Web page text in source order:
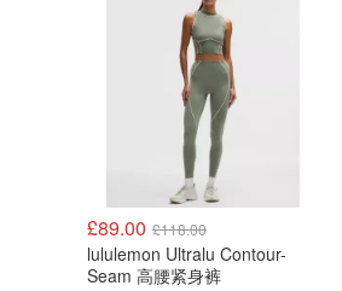
£89.00 £118.00
lululemon Ultralu Contour-
Seam 高腰紧身裤